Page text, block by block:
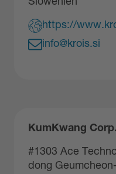
https://
info@krois.si
KumKwang
#1303 Ace
dong